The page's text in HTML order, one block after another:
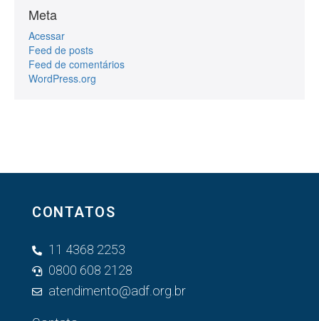
Meta
Acessar
Feed de posts
Feed de comentários
WordPress.org
CONTATOS
11 4368 2253
0800 608 2128
atendimento@adf.org.br